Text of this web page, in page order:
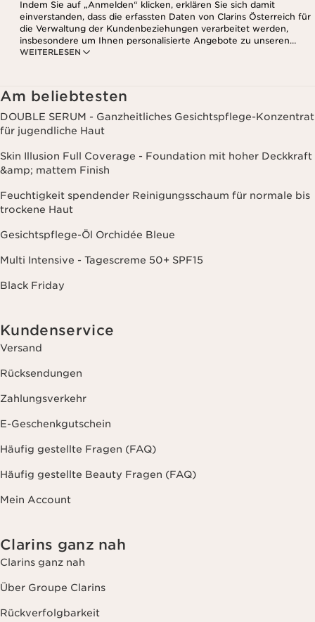
WEITERLESEN
Indem Sie auf „Anmelden“ klicken, erklären Sie sich damit
einverstanden, dass die erfassten Daten von Clarins Österreich für
die Verwaltung der Kundenbeziehungen verarbeitet werden,
insbesondere um Ihnen personalisierte Angebote zu unseren
Produkten und Dienstleistungen entsprechend Ihrem
Websites Dritter, sowie für analytische Zwecke.
Am beliebtesten
DOUBLE SERUM - Ganzheitliches Gesichtspflege-Konzentrat
für jugendliche Haut
Skin Illusion Full Coverage - Foundation mit hoher Deckkraft
&amp; mattem Finish
Feuchtigkeit spendender Reinigungsschaum für normale bis
trockene Haut
Gesichtspflege-Öl Orchidée Bleue
Multi Intensive - Tagescreme 50+ SPF15
Black Friday
Kundenservice
Versand
Rücksendungen
Zahlungsverkehr
E-Geschenkgutschein
Häufig gestellte Fragen (FAQ)
Häufig gestellte Beauty Fragen (FAQ)
Mein Account
Clarins ganz nah
Clarins ganz nah
Über Groupe Clarins
Rückverfolgbarkeit